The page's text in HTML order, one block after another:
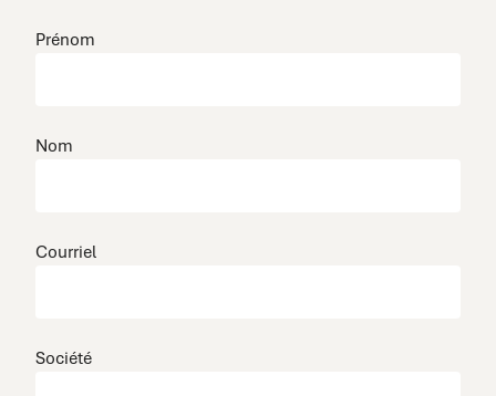
Prénom
Nom
Courriel
Société